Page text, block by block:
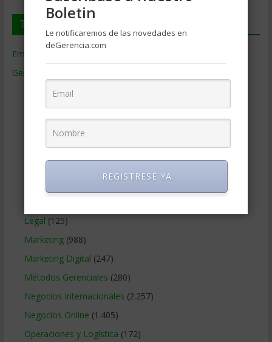
Temas de Gerencia
Empresas de Gerencia
Gerencia
Ciencias Económicas
Contabilidad(466)
Estrategia Empresarial(304)
Finanzas Corporativas(748)
Gerencia social y ambiental(223)
Legal (125)
Marketing(988)
Marketing Digital (247)
Métodos Gerenciales (280)
Negocios Internacionales (2.257)
Negocios Online (1.405)
Operaciones y Logística (172)
Boletin
Le notificaremos de las novedades en
deGerencia.com
REGISTRESE YA